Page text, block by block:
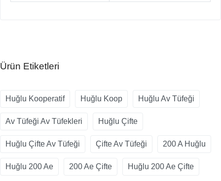
Ürün Etiketleri
Huğlu Kooperatif Huğlu Koop Huğlu Av Tüfeği
Av Tüfeği Av Tüfekleri Huğlu Çifte
Huğlu Çifte Av Tüfeği Çifte Av Tüfeği 200 A Huğlu
Huğlu 200 Ae 200 Ae Çifte Huğlu 200 Ae Çifte